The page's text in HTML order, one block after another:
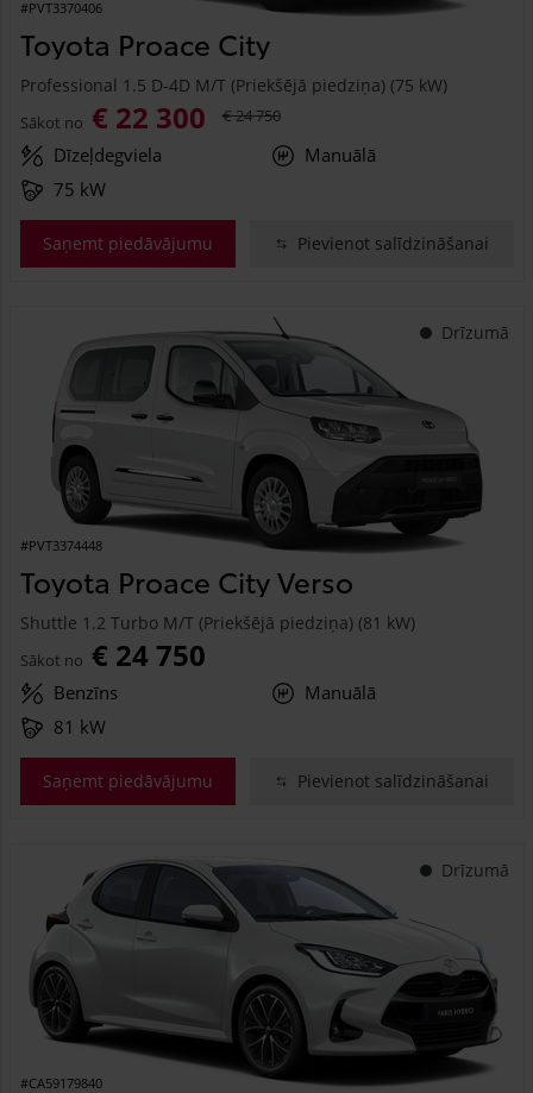
#PVT3370406
Toyota Proace City
Professional 1.5 D-4D M/T (Priekšējā piedziņa) (75 kW)
Sākot no € 22 300 € 24 750
Dīzeļdegviela
Manuālā
75 kW
Saņemt piedāvājumu Pievienot salīdzināšanai
Drīzumā
#PVT3374448
Toyota Proace City Verso
Shuttle 1.2 Turbo M/T (Priekšējā piedziņa) (81 kW)
Sākot no € 24 750
Benzīns
Manuālā
81 kW
Saņemt piedāvājumu Pievienot salīdzināšanai
Drīzumā
#CA59179840